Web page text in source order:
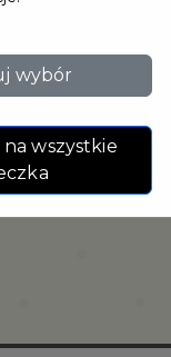
wybór
wszystkie